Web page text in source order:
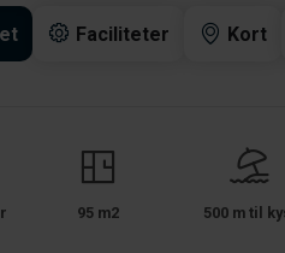
Faciliteter Kort
95 m2 500 m til